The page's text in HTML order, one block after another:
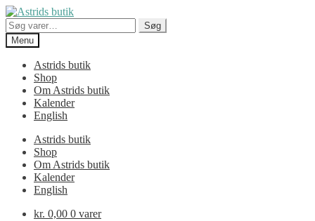
Spring
til
navigation
Spring
til
indhold
Søg
efter:
Søg
Menu
Astrids butik
Shop
Om Astrids butik
Kalender
English
Astrids butik
Shop
Om Astrids butik
Kalender
English
kr. 0,00 0 varer